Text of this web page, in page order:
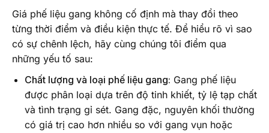
Giá phế liệu gang không cố định mà thay đổi theo
từng thời điểm và điều kiện thực tế. Để hiểu rõ vì sao
có sự chênh lệch, hãy cùng chúng tôi điểm qua
những yếu tố sau:
Chất lượng và loại phế liệu gang: Gang phế liệu
được phân loại dựa trên độ tinh khiết, tỷ lệ tạp chất
và tình trạng gỉ sét. Gang đặc, nguyên khối thường
có giá trị cao hơn nhiều so với gang vụn hoặc